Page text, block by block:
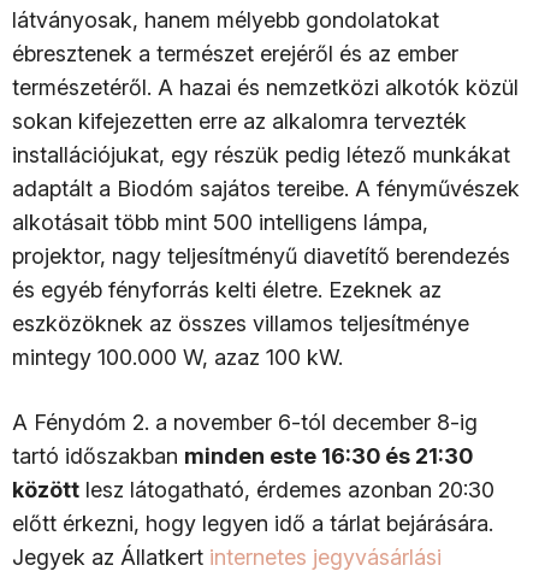
látványosak, hanem mélyebb gondolatokat
ébresztenek a természet erejéről és az ember
természetéről. A hazai és nemzetközi alkotók közül
sokan kifejezetten erre az alkalomra tervezték
installációjukat, egy részük pedig létező munkákat
adaptált a Biodóm sajátos tereibe. A fényművészek
alkotásait több mint 500 intelligens lámpa,
projektor, nagy teljesítményű diavetítő berendezés
és egyéb fényforrás kelti életre. Ezeknek az
eszközöknek az összes villamos teljesítménye
mintegy 100.000 W, azaz 100 kW.
A Fénydóm 2. a november 6-tól december 8-ig
tartó időszakban minden este 16:30 és 21:30
között lesz látogatható, érdemes azonban 20:30
előtt érkezni, hogy legyen idő a tárlat bejárására.
Jegyek az Állatkert internetes jegyvásárlási